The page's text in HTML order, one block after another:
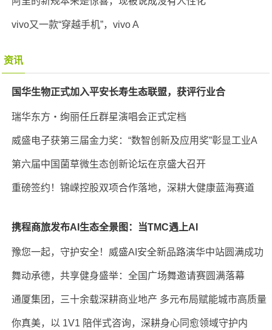
vivo又一款“穿越手机”，vivo A
资讯
国华生物正式加入平安长寿生态联盟，获评行业合
瑞华东方・绚丽任丘群星演唱会正式定档
威盛电子获第三届金力奖：“数智创新及应用奖”彰显工业A
第六届中国菌草微生态创新论坛在京盛大召开
重磅签约！锦嵘控股双项合作落地，深耕大健康蓝海赛道
携程商旅发布AI生态全景图：当TMC遇上AI
豫您一起，守护安全！威盛AI安全新品路演华中站圆满成功
舞动承德，共享健身盛举：全国广场舞邀请赛圆满落幕
通厦集团，三十余载深耕商业地产 多元布局赋能城市高质量
你真美，以 1V1 陪伴式咨询，深耕身心同愈领域守护内